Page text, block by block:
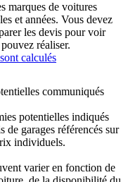
marques de voitures
et années. Vous devez
les devis pour voir
réaliser.
calculés
communiqués
potentielles indiqués
de garages référencés sur
individuels.
varier en fonction de